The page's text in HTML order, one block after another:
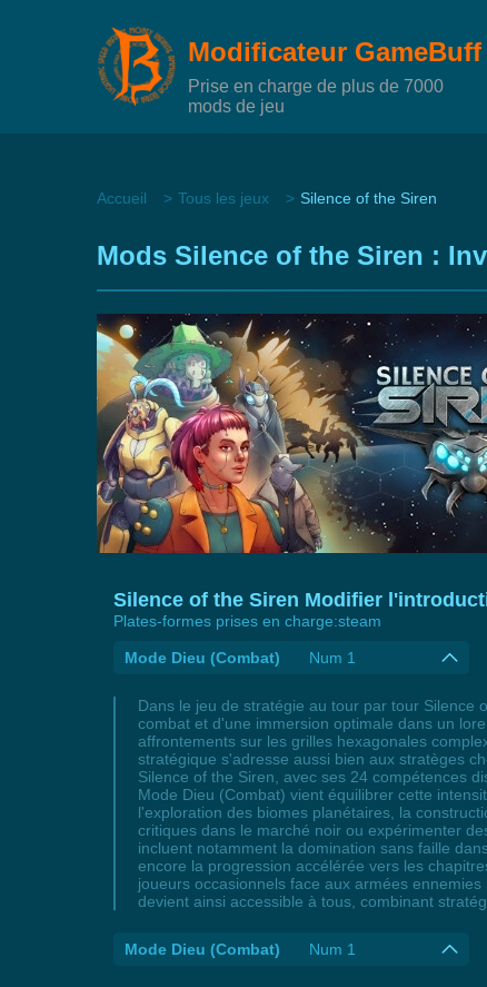
Modificateur GameBuff
Prise en charge de plus de 7000
mods de jeu
Accueil Tous les jeux Silence of the Siren
Mods Silence of the Siren :
Silence of the Siren Modifier
Plates-formes prises en charge:steam
Mode Dieu (Combat) Num 1
Dans le jeu de stratégie au tour par tour Silence
combat et d'une immersion optimale dans un
affrontements sur les grilles hexagonales
stratégique s'adresse aussi bien aux stratèges
Silence of the Siren, avec ses 24 compétences
Mode Dieu (Combat) vient équilibrer cette
l'exploration des biomes planétaires, la
critiques dans le marché noir ou expérimenter
incluent notamment la domination sans faille
encore la progression accélérée vers les
joueurs occasionnels face aux armées
devient ainsi accessible à tous, combinant
Mode Dieu (Combat) Num 1